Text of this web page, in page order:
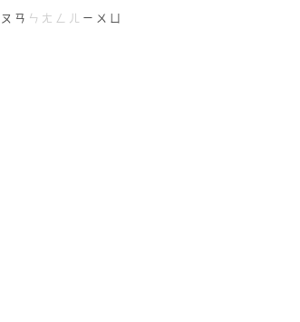
ㄡ ㄢ ㄣ ㄤ ㄥ ㄦ ㄧ ㄨ ㄩ